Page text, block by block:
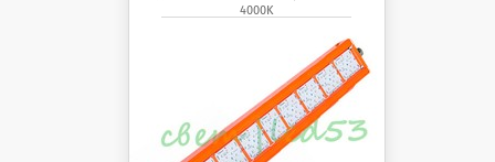
4000K